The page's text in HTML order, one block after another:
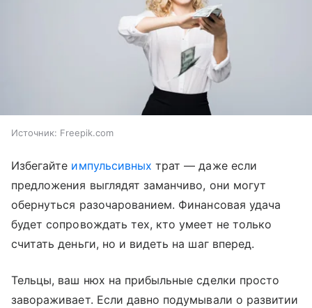
Источник: Freepik.com
Избегайте импульсивных трат — даже если
предложения выглядят заманчиво, они могут
обернуться разочарованием. Финансовая удача
будет сопровождать тех, кто умеет не только
считать деньги, но и видеть на шаг вперед.
Тельцы, ваш нюх на прибыльные сделки просто
завораживает. Если давно подумывали о развитии